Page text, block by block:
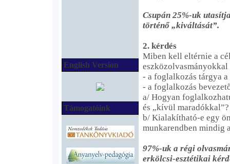
English Version
Támogatóink
Csupán 25%-uk
történő „kiváltását”.
2. kérdés
Miben kell eltérnie a
- a foglalkozás tárgya
- a foglalkozás
a/ Hogyan
és „kívül maradókkal”?
b/ Kialakítható-e egy
munkarendben mindig
97%-uk a régi
erkölcsi-esztétikai